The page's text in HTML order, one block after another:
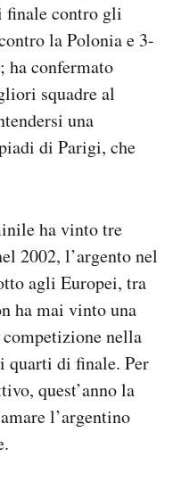
finale contro gli
la Polonia e 3-
ha confermato
squadre al
una
di Parigi, che
ha vinto tre
2002, l’argento nel
agli Europei, tra
ha mai vinto una
nella
quarti di finale. Per
quest’anno la
l’argentino